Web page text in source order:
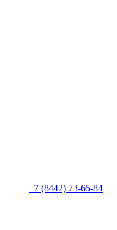
+7 (8442) 73-65-84